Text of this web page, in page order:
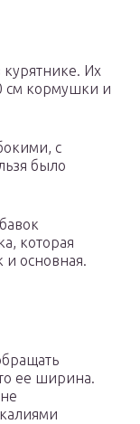
Их
см кормушки и
с
было
которая
и основная.
ее ширина.